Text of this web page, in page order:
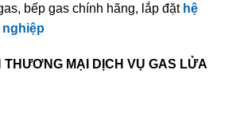
bếp gas chính hãng, lắp đặt hệ
THƯƠNG MẠI DỊCH VỤ GAS LỬA